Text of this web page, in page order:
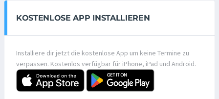
KOSTENLOSE APP INSTALLIEREN
Installiere dir jetzt die kostenlose App um keine Termine zu
verpassen. Kostenlos verfügbar für iPhone, iPad und Android.